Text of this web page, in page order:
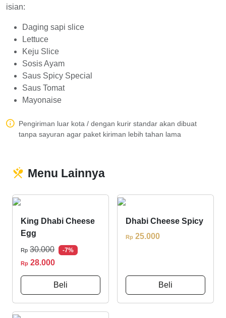
isian:
Daging sapi slice
Lettuce
Keju Slice
Sosis Ayam
Saus Spicy Special
Saus Tomat
Mayonaise
Pengiriman luar kota / dengan kurir standar akan dibuat
tanpa sayuran agar paket kiriman lebih tahan lama
Menu Lainnya
King Dhabi Cheese
Egg
Rp 30.000 -7%
Rp 28.000
Beli
Dhabi Cheese Spicy
Rp 25.000
Beli